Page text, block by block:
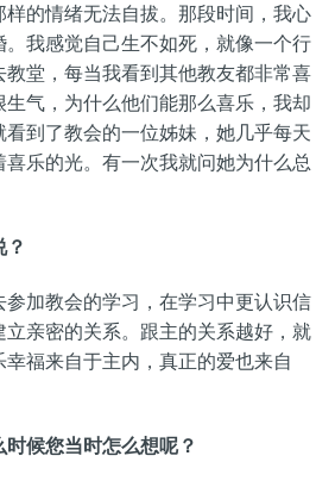
的情绪无法自拔。那段时间，我心
我感觉自己生不如死，就像一个行
教堂，每当我看到其他教友都非常喜
生气，为什么他们能那么喜乐，我却
到了教会的一位姊妹，她几乎每天
乐的光。有一次我就问她为什么总
？
参加教会的学习，在学习中更认识信
亲密的关系。跟主的关系越好，就
福来自于主内，真正的爱也来自
候您当时怎么想呢？